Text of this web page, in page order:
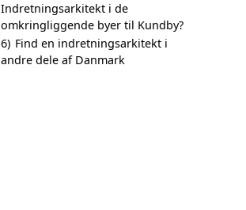
Indretningsarkitekt i de
omkringliggende byer til Kundby?
6) Find en indretningsarkitekt i
andre dele af Danmark